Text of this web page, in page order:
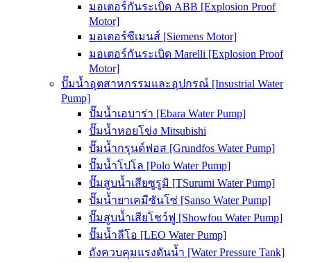
มอเตอร์กันระเบิด ABB [Explosion Proof
Motor]
มอเตอร์ซีเมนส์ [Siemens Motor]
มอเตอร์กันระเบิด Marelli [Explosion Proof
Motor]
ปั๊มน้ำอุตสาหกรรมและอุปกรณ์ [Insustrial Water
Pump]
ปั๊มน้ำเอบาร่า [Ebara Water Pump]
ปั๊มน้ำหอยโข่ง Mitsubishi
ปั๊มน้ำกรุนด์ฟอส [Grundfos Water Pump]
ปั๊มน้ำโปโล [Polo Water Pump]
ปั๊มสูบน้ำเสียซูรูมิ [TSurumi Water Pump]
ปั๊มน้ำยาเคมีซันโซ่ [Sanso Water Pump]
ปั๊มสูบน้ำเสียโชว์ฟู [Showfou Water Pump]
ปั๊มน้ำลีโอ [LEO Water Pump]
ถังควบคุมแรงดันน้ำ [Water Pressure Tank]